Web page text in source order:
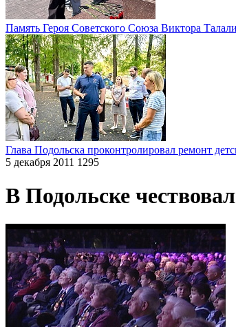
Память Героя Советского Союза Виктора
Глава Подольска проконтролировал ремонт
5 декабря 2011 1295
В Подольске